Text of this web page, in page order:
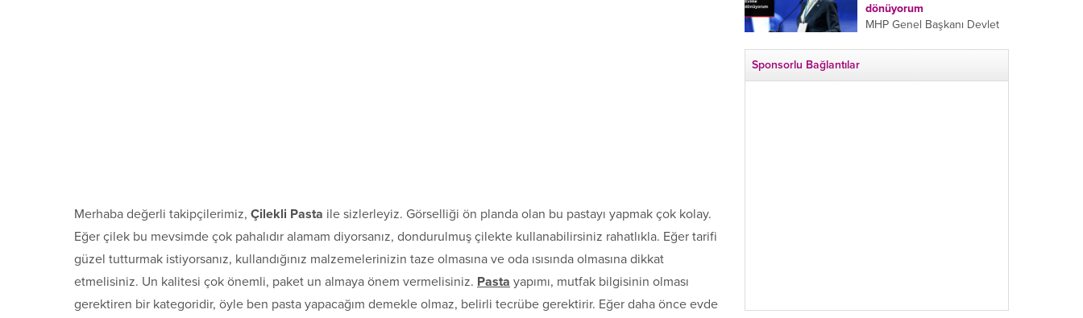
Merhaba değerli takipçilerimiz, Çilekli Pasta ile sizlerleyiz. Görselliği ön planda olan bu pastayı yapmak çok kolay.
Eğer çilek bu mevsimde çok pahalıdır alamam diyorsanız, dondurulmuş çilekte kullanabilirsiniz rahatlıkla. Eğer tarifi
güzel tutturmak istiyorsanız, kullandığınız malzemelerinizin taze olmasına ve oda ısısında olmasına dikkat
etmelisiniz. Un kalitesi çok önemli, paket un almaya önem vermelisiniz. Pasta yapımı, mutfak bilgisinin olması
gerektiren bir kategoridir, öyle ben pasta yapacağım demekle olmaz, belirli tecrübe gerektirir. Eğer daha önce evde
çeşitli yerlerinden
bıçaklayarak öldürdü.
dönüyorum
MHP Genel Başkanı Devlet
Sponsorlu Bağlantılar